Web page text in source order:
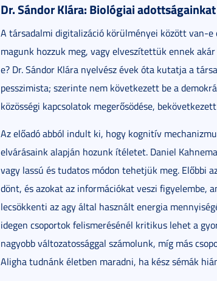
Dr. Sándor Klára: Biológiai
A társadalmi digitalizáció körülményei között van-
magunk hozzuk meg, vagy elveszítettük ennek
e? Dr. Sándor Klára nyelvész évek óta kutatja a
pesszimista; szerinte nem következett be a
közösségi kapcsolatok megerősödése,
Az előadó abból indult ki, hogy kognitív
elvárásaink alapján hozunk ítéletet. Daniel
vagy lassú és tudatos módon tehetjük meg. Előbbi
dönt, és azokat az információkat veszi figyelembe,
lecsökkenti az agy által használt energia
idegen csoportok felismerésénél kritikus lehet a
nagyobb változatossággal számolunk, míg más
Aligha tudnánk életben maradni, ha kész sémák